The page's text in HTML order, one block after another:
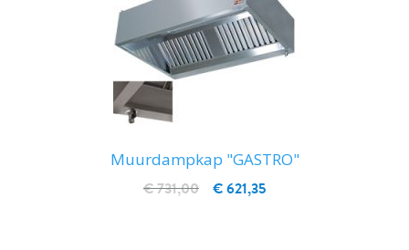
Muurdampkap "GASTRO"
€ 621,35
€ 731,00